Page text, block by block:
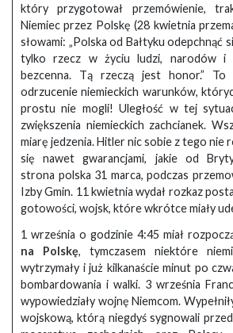
który przygotował przemówienie,
Niemiec przez Polskę (28 kwietnia
słowami: „Polska od Bałtyku odepchnąć
tylko rzecz w życiu ludzi, narodów i
bezcenna. Tą rzeczą jest honor.” To
odrzucenie niemieckich warunków,
prostu nie mogli! Uległość w tej
zwiększenia niemieckich zachcianek.
miarę jedzenia. Hitler nic sobie z tego nie
się nawet gwarancjami, jakie od
strona polska 31 marca, podczas
Izby Gmin. 11 kwietnia wydał rozkaz
gotowości, wojsk, które wkrótce miały
1 września o godzinie 4:45 miał
na Polskę, tymczasem niektóre
wytrzymały i już kilkanaście minut po
bombardowania i walki. 3 września
wypowiedziały wojnę Niemcom.
wojskową, którą niegdyś sygnowali